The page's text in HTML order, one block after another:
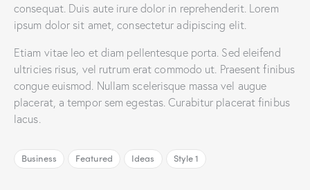
consequat. Duis aute irure dolor in reprehenderit. Lorem
ipsum dolor sit amet, consectetur adipiscing elit.
Etiam vitae leo et diam pellentesque porta. Sed eleifend
ultricies risus, vel rutrum erat commodo ut. Praesent finibus
congue euismod. Nullam scelerisque massa vel augue
placerat, a tempor sem egestas. Curabitur placerat finibus
lacus.
Business Featured Ideas Style 1